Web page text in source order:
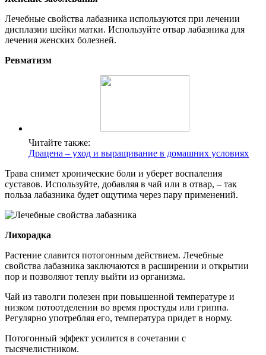
Лечебные свойства лабазника используются при лечении
дисплазии шейки матки. Используйте отвар лабазника для
лечения женских болезней.
Ревматизм
Читайте также:
Драцена – уход и выращивание в домашних условиях
Трава снимет хронические боли и уберет воспаления
суставов. Используйте, добавляя в чай или в отвар, – так
польза лабазника будет ощутима через пару применений.
Лихорадка
Растение славится потогонным действием. Лечебные
свойства лабазника заключаются в расширении и открытии
пор и позволяют теплу выйти из организма.
Чай из таволги полезен при повышенной температуре и
низком потоотделении во время простуды или гриппа.
Регулярно употребляя его, температура придет в норму.
Потогонный эффект усилится в сочетании с
тысячелистником.